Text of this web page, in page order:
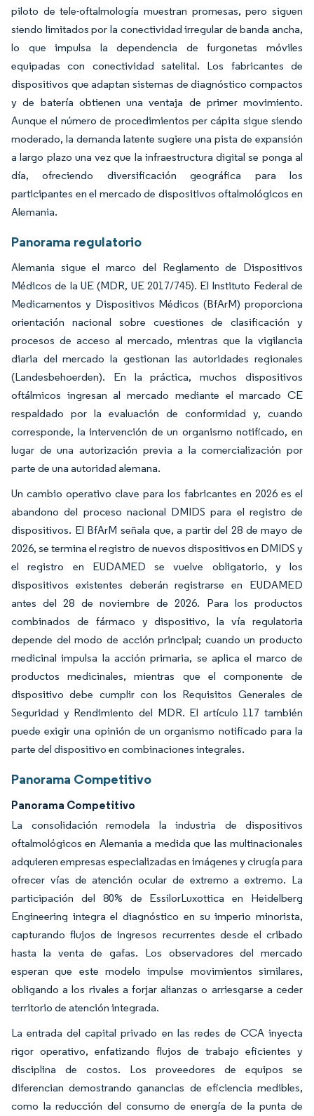
piloto de tele-oftalmología muestran promesas, pero siguen
siendo limitados por la conectividad irregular de banda ancha,
lo que impulsa la dependencia de furgonetas móviles
equipadas con conectividad satelital. Los fabricantes de
dispositivos que adaptan sistemas de diagnóstico compactos
y de batería obtienen una ventaja de primer movimiento.
Aunque el número de procedimientos per cápita sigue siendo
moderado, la demanda latente sugiere una pista de expansión
a largo plazo una vez que la infraestructura digital se ponga al
día, ofreciendo diversificación geográfica para los
participantes en el mercado de dispositivos oftalmológicos en
Alemania.
Panorama regulatorio
Alemania sigue el marco del Reglamento de Dispositivos
Médicos de la UE (MDR, UE 2017/745). El Instituto Federal de
Medicamentos y Dispositivos Médicos (BfArM) proporciona
orientación nacional sobre cuestiones de clasificación y
procesos de acceso al mercado, mientras que la vigilancia
diaria del mercado la gestionan las autoridades regionales
(Landesbehoerden). En la práctica, muchos dispositivos
oftálmicos ingresan al mercado mediante el marcado CE
respaldado por la evaluación de conformidad y, cuando
corresponde, la intervención de un organismo notificado, en
lugar de una autorización previa a la comercialización por
parte de una autoridad alemana.
Un cambio operativo clave para los fabricantes en 2026 es el
abandono del proceso nacional DMIDS para el registro de
dispositivos. El BfArM señala que, a partir del 28 de mayo de
2026, se termina el registro de nuevos dispositivos en DMIDS y
el registro en EUDAMED se vuelve obligatorio, y los
dispositivos existentes deberán registrarse en EUDAMED
antes del 28 de noviembre de 2026. Para los productos
combinados de fármaco y dispositivo, la vía regulatoria
depende del modo de acción principal; cuando un producto
medicinal impulsa la acción primaria, se aplica el marco de
productos medicinales, mientras que el componente de
dispositivo debe cumplir con los Requisitos Generales de
Seguridad y Rendimiento del MDR. El artículo 117 también
puede exigir una opinión de un organismo notificado para la
parte del dispositivo en combinaciones integrales.
Panorama Competitivo
Panorama Competitivo
La consolidación remodela la industria de dispositivos
oftalmológicos en Alemania a medida que las multinacionales
adquieren empresas especializadas en imágenes y cirugía para
ofrecer vías de atención ocular de extremo a extremo. La
participación del 80% de EssilorLuxottica en Heidelberg
Engineering integra el diagnóstico en su imperio minorista,
capturando flujos de ingresos recurrentes desde el cribado
hasta la venta de gafas. Los observadores del mercado
esperan que este modelo impulse movimientos similares,
obligando a los rivales a forjar alianzas o arriesgarse a ceder
territorio de atención integrada.
La entrada del capital privado en las redes de CCA inyecta
rigor operativo, enfatizando flujos de trabajo eficientes y
disciplina de costos. Los proveedores de equipos se
diferencian demostrando ganancias de eficiencia medibles,
como la reducción del consumo de energía de la punta de